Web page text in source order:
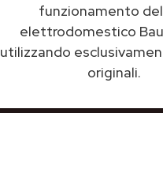
funzionamento
elettrodomestico
utilizzando
originali.